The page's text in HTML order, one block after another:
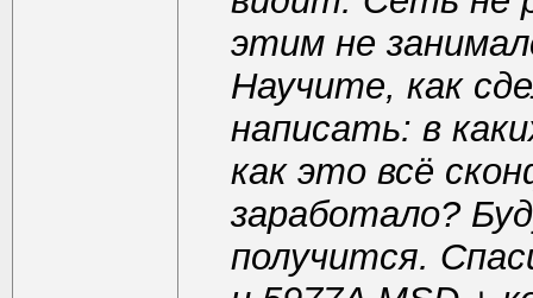
этим не
Научите, как
написать: в
как это всё
заработало?
получится.